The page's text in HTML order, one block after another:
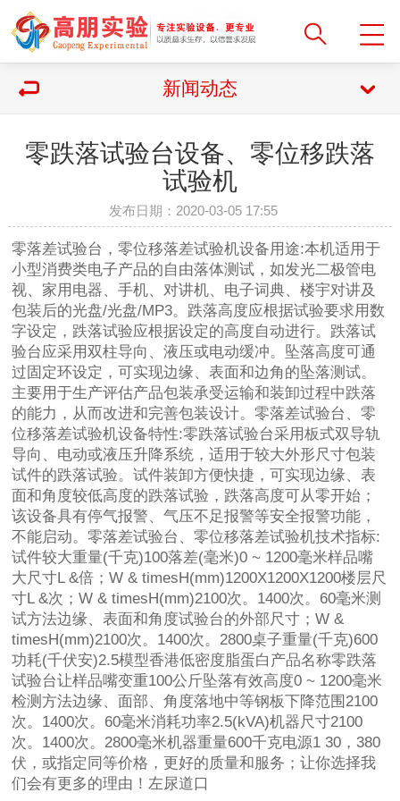
新闻动态
零跌落试验台设备、零位移跌落
试验机
发布日期：2020-03-05 17:55
零落差试验台，零位移落差试验机设备用途:本机适用于
小型消费类电子产品的自由落体测试，如发光二极管电
视、家用电器、手机、对讲机、电子词典、楼宇对讲及
包装后的光盘/光盘/MP3。跌落高度应根据试验要求用数
字设定，跌落试验应根据设定的高度自动进行。跌落试
验台应采用双柱导向、液压或电动缓冲。坠落高度可通
过固定环设定，可实现边缘、表面和边角的坠落测试。
主要用于生产评估产品包装承受运输和装卸过程中跌落
的能力，从而改进和完善包装设计。零落差试验台、零
位移落差试验机设备特性:零跌落试验台采用板式双导轨
导向、电动或液压升降系统，适用于较大外形尺寸包装
试件的跌落试验。试件装卸方便快捷，可实现边缘、表
面和角度较低高度的跌落试验，跌落高度可从零开始；
该设备具有停气报警、气压不足报警等安全报警功能，
不能启动。零落差试验台、零位移落差试验机技术指标:
试件较大重量(千克)100落差(毫米)0 ~ 1200毫米样品嘴
大尺寸L &倍；W & timesH(mm)1200X1200X1200楼层尺
寸L &次；W & timesH(mm)2100次。1400次。60毫米测
试方法边缘、表面和角度试验台的外部尺寸；W &
timesH(mm)2100次。1400次。2800桌子重量(千克)600
功耗(千伏安)2.5模型香港低密度脂蛋白产品名称零跌落
试验台让样品嘴变重100公斤坠落有效高度0 ~ 1200毫米
检测方法边缘、面部、角度落地中等钢板下降范围2100
次。1400次。60毫米消耗功率2.5(kVA)机器尺寸2100
次。1400次。2800毫米机器重量600千克电源1 30，380
伏，或指定同等价格，更好的质量和服务；让你选择我
们会有更多的理由！左尿道口